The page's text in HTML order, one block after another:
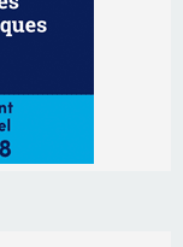
à Cruculi le